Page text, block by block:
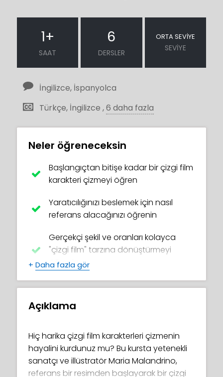
1+
SAAT
6
DERSLER
ORTA SEVIYE
SEVIYE
İngilizce, İspanyolca
Türkçe, İngilizce ,6 daha fazla
Neler öğreneceksin
Başlangıçtan bitişe kadar bir çizgi film
karakteri çizmeyi öğren
Yaratıcılığınızı beslemek için nasıl
referans alacağınızı öğrenin
Gerçekçi şekil ve oranları kolayca
"çizgi film" tarzına dönüştürmeyi
öğrenin
nasıl elde edeceğinizi öğrenin
Photoshop CC'de çizgi sanatını ve
çoğaltma karışımını kullanarak çizgi
+ Daha fazla gör
Açıklama
Hiç harika çizgi film karakterleri çizmenin
hayalini kurdunuz mu? Bu kursta yetenekli
sanatçı ve illüstratör Maria Malandrino,
referans bir resimden başlayarak bir çizgi